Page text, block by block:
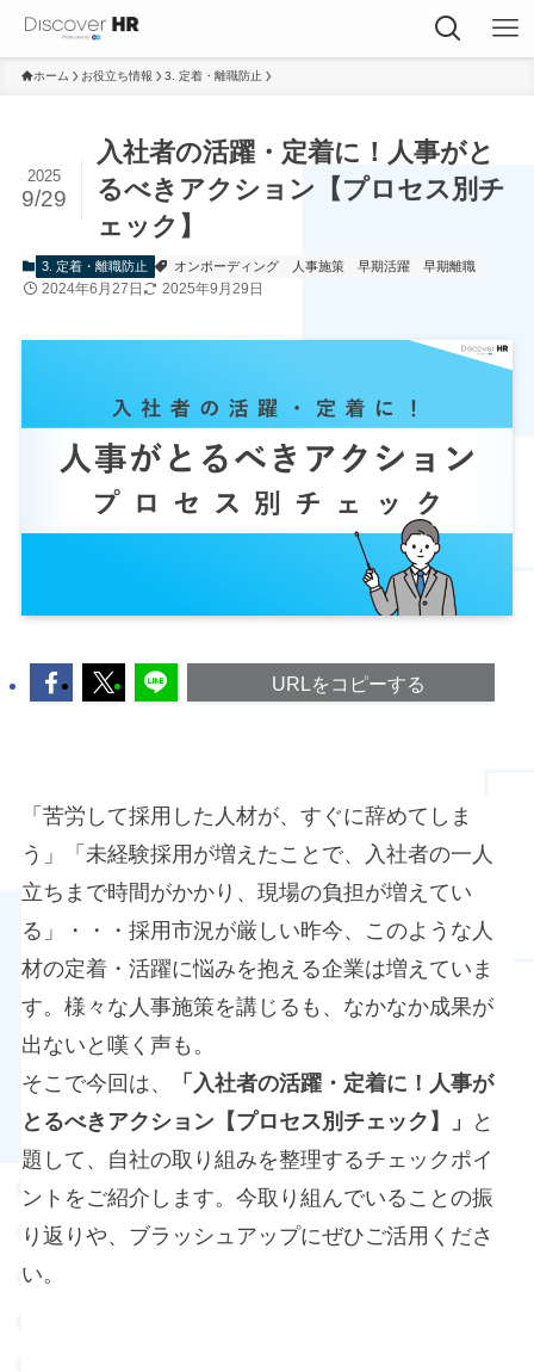
ホーム お役立ち情報 3. 定着・離職防止
入社者の活躍・定着に！人事がと
るべきアクション【プロセス別チ
ェック】
2025
9/29
3. 定着・離職防止 オンボーディング 人事施策 早期活躍 早期離職
2024年6月27日 2025年9月29日
URLをコピーする
「苦労して採用した人材が、すぐに辞めてしま
う」「未経験採用が増えたことで、入社者の一人
立ちまで時間がかかり、現場の負担が増えてい
る」・・・採用市況が厳しい昨今、このような人
材の定着・活躍に悩みを抱える企業は増えていま
す。様々な人事施策を講じるも、なかなか成果が
出ないと嘆く声も。
そこで今回は、
「入社者の活躍・定着に！人事が
とるべきアクション【プロセス別チェック】」
と
題して、自社の取り組みを整理するチェックポイ
ントをご紹介します。今取り組んでいることの振
り返りや、ブラッシュアップにぜひご活用くださ
い。​